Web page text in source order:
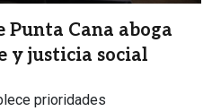
Punta Cana aboga
y justicia social
prioridades